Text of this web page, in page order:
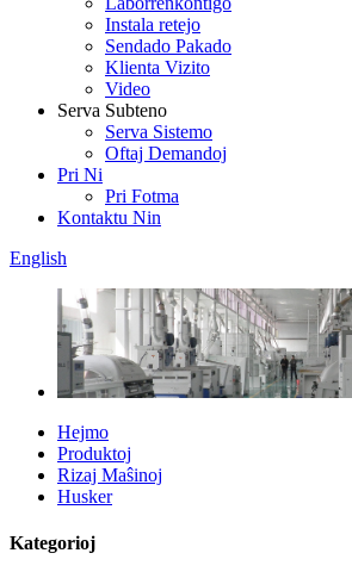
Instala retejo
Sendado Pakado
Klienta Vizito
Video
Serva Subteno
Serva Sistemo
Oftaj Demandoj
Pri Ni
Pri Fotma
Kontaktu Nin
English
Hejmo
Produktoj
Rizaj Maŝinoj
Husker
Kategorioj